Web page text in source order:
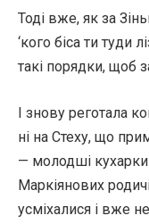
Тоді вже, як за
‘кого біса ти туди
такі порядки, щоб
І знову реготала
ні на Стеху, що
— молодші кухарки
Маркіянових
усміхалися і вже